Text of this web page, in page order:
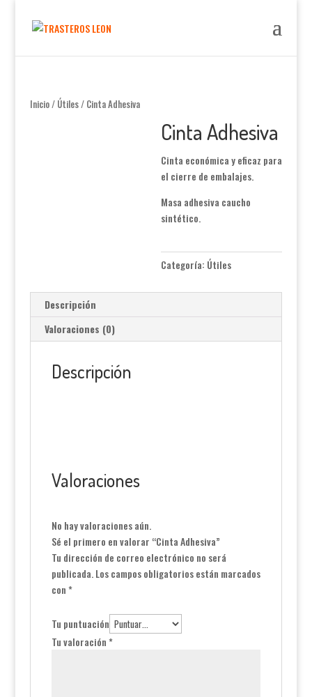
Inicio/ Útiles/ Cinta Adhesiva
Cinta Adhesiva
Cinta económica y eficaz para
el cierre de embalajes.
Masa adhesiva caucho
sintético.
Categoría: Útiles
Descripción
Valoraciones (0)
Descripción
Valoraciones
No hay valoraciones aún.
Sé el primero en valorar “Cinta Adhesiva”
Tu dirección de correo electrónico no será
publicada.Los campos obligatorios están marcados
con*
Tu puntuación
Tu valoración*